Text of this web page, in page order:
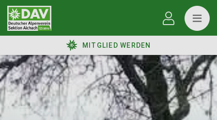
MITGLIED WERDEN